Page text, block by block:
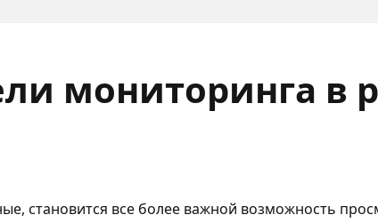
мониторинга в
становится все более важной возможность